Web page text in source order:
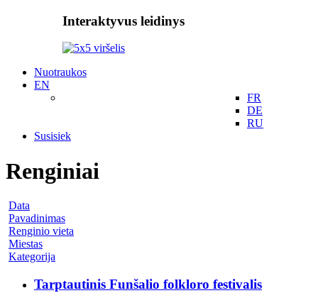
Interaktyvus leidinys
Nuotraukos
EN
FR
DE
RU
Susisiek
Renginiai
Data
Pavadinimas
Renginio vieta
Miestas
Kategorija
Tarptautinis Funšalio folkloro festivalis